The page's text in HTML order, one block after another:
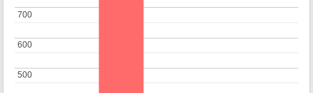
500
500
600
600
700
700